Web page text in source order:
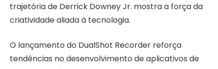
trajetória de Derrick Downey Jr. mostra a força da
criatividade aliada à tecnologia.
O lançamento do DualShot Recorder reforça
tendências no desenvolvimento de aplicativos de